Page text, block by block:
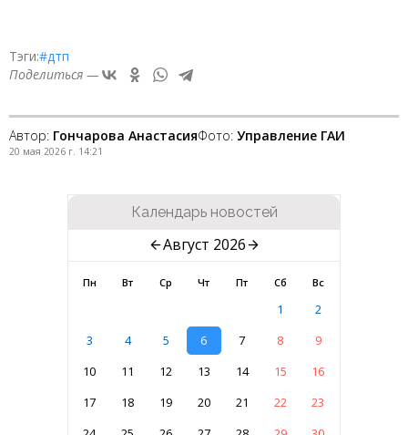
Тэги:#дтп
Поделиться —
Автор: Гончарова АнастасияФото: Управление ГАИ
20 мая 2026 г. 14:21
Календарь новостей
Август 2026
Пн Вт Ср Чт Пт Сб Вс
1
2
3
4 5 6 7 8
9
10
11 12 13 14 15
16
17
18 19 20 21 22
23